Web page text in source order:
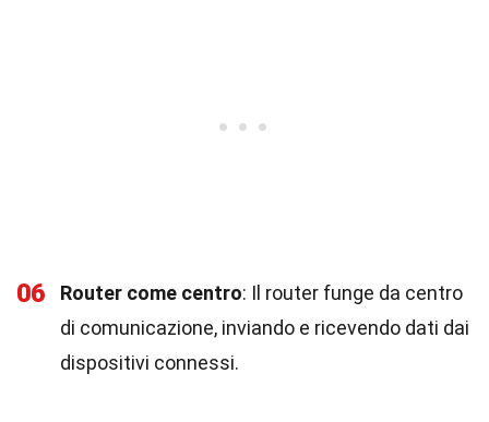
06 Router come centro: Il router funge da centro
di comunicazione, inviando e ricevendo dati dai
dispositivi connessi.